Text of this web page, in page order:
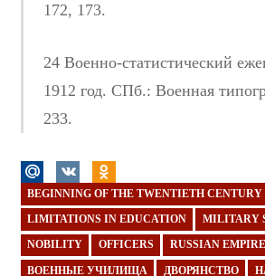
172, 173.
24 Военно-статистический
1912 год. СПб.: Военная
233.
BEGINNING OF THE TWENTIETH CENTURY
LIMITATIONS IN EDUCATION MILITARY
NOBILITY OFFICERS RUSSIAN EMPIRE
ВОЕННЫЕ УЧИЛИЩА ДВОРЯНСТВО